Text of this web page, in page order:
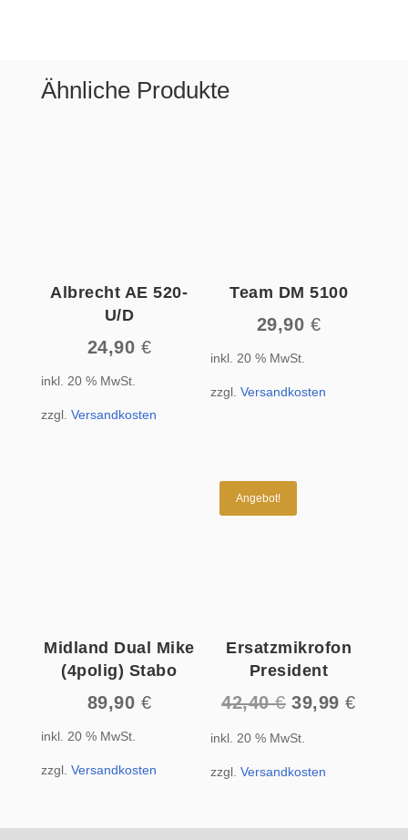
Ähnliche Produkte
Albrecht AE 520-
U/D
24,90 €
inkl. 20 % MwSt.
zzgl. Versandkosten
Team DM 5100
29,90 €
inkl. 20 % MwSt.
zzgl.Versandkosten
Midland Dual Mike
(4polig) Stabo
89,90 €
inkl. 20 % MwSt.
zzgl. Versandkosten
Angebot!
Ersatzmikrofon
President
42,40€
war:
42,40 €
39,99€
inkl. 20 % MwSt.
zzgl.Versandkosten